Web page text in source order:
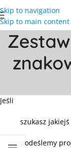
Skip to navigation
Skip to main content
Jeśli
szukasz jakiejś
podeślemy